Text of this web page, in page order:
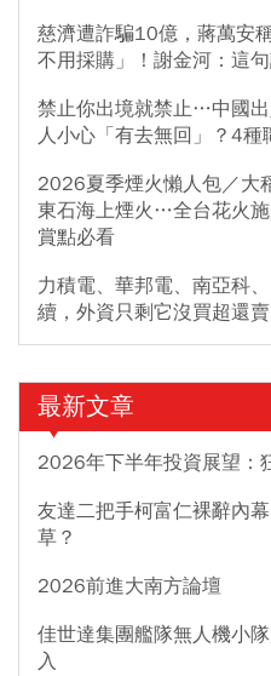
慈濟遭詐騙10億，蔣萬安
不用採購」！謝金河：這
禁止你出境就禁止…中國
人小心「有去無回」？4種
2026夏季煙火懶人包／大
東石海上煙火…全台花火
賞點必看
力積電、華邦電、南亞科
續，外資只剩它沒買超還
最新文章
2026年下半年投資展望：
友達二把手柯富仁裸辭內
草？
2026前進大南方論壇
佳世達集團艦隊無人機小
入